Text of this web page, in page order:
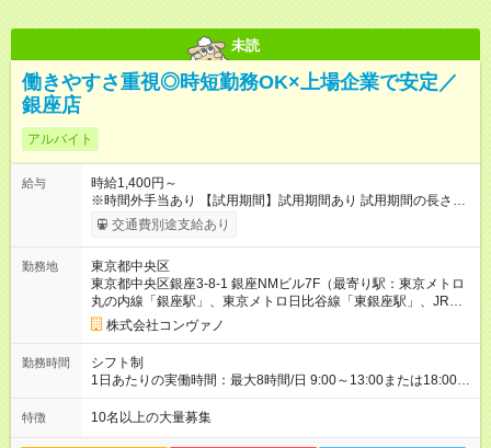
未読
働きやすさ重視◎時短勤務OK×上場企業で安定／
銀座店
アルバイト
給与
時給1,400円～
※時間外手当あり 【試用期間】試用期間あり 試用期間の長さ：2
ヶ月 雇用形態、給与は本採用時と同じです。 試用期間2か月 ※
ただし、会社の事情により、免除・短縮・延長することがあ
交通費別途支給あり
勤務地
東京都中央区
東京都中央区銀座3-8-1 銀座NMビル7F（最寄り駅：東京メトロ
丸の内線「銀座駅」、東京メトロ日比谷線「東銀座駅」、JR山
手線「有楽町駅」）
株式会社コンヴァノ
勤務時間
シフト制
1日あたりの実働時間：最大8時間/日 9:00～13:00または18:00～
21:00 ※商業施設内店舗は施設の営業時間に準じます。 週2～相
談可 有給休暇あり(規定あり)
特徴 10名以上の大量募集